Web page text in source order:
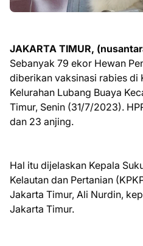
JAKARTA TIMUR,
Sebanyak 79 ekor Hewan
diberikan vaksinasi rabies di
Kelurahan Lubang Buaya
Timur, Senin (31/7/2023).
dan 23 anjing.
Hal itu dijelaskan Kepala
Kelautan dan Pertanian
Jakarta Timur, Ali Nurdin,
Jakarta Timur.